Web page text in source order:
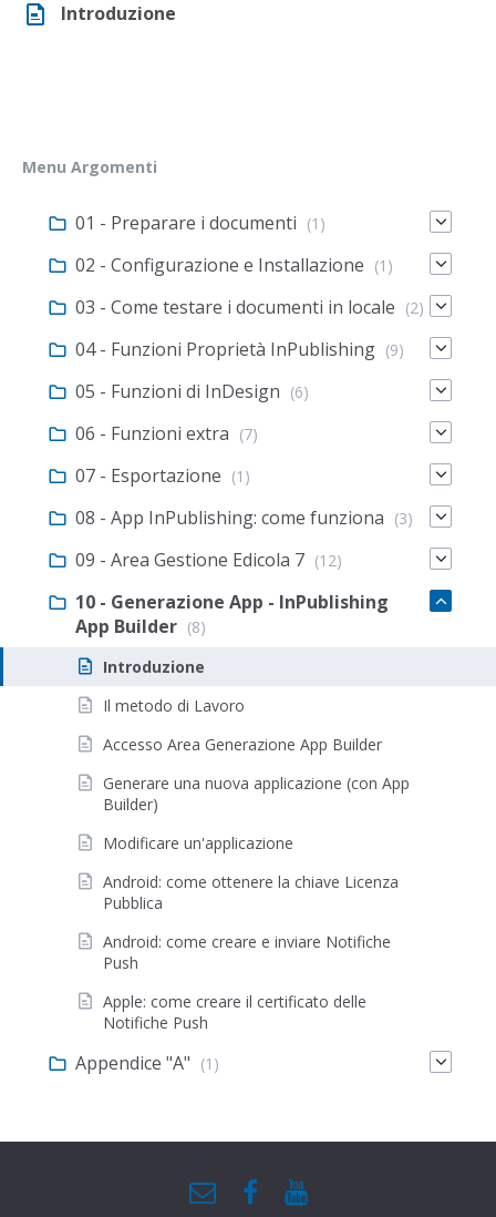
Introduzione
Menu Argomenti
01 - Preparare i documenti (1)
02 - Configurazione e Installazione (1)
03 - Come testare i documenti in locale (2)
04 - Funzioni Proprietà InPublishing (9)
05 - Funzioni di InDesign (6)
06 - Funzioni extra (7)
07 - Esportazione (1)
08 - App InPublishing: come funziona (3)
09 - Area Gestione Edicola 7 (12)
10 - Generazione App - InPublishing
App Builder (8)
Introduzione
Il metodo di Lavoro
Accesso Area Generazione App Builder
Generare una nuova applicazione (con App
Builder)
Modificare un'applicazione
Android: come ottenere la chiave Licenza
Pubblica
Android: come creare e inviare Notifiche
Push
Apple: come creare il certificato delle
Notifiche Push
Appendice "A" (1)